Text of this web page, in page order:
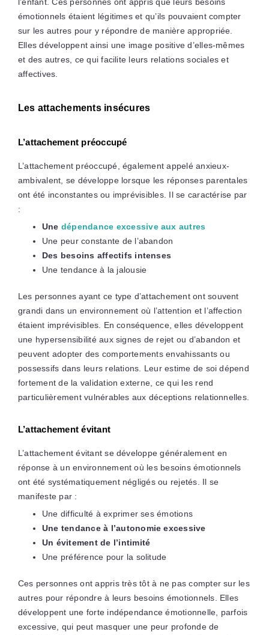
émotionnels étaient légitimes et qu’ils pouvaient compter
sur les autres pour y répondre de manière appropriée.
Elles développent ainsi une image positive d’elles-mêmes
et des autres, ce qui facilite leurs relations sociales et
affectives.
Les attachements insécures
L’attachement préoccupé
L’attachement préoccupé, également appelé anxieux-
ambivalent, se développe lorsque les réponses parentales
ont été inconstantes ou imprévisibles. Il se caractérise par
:
Une dépendance excessive aux autres
Une peur constante de l’abandon
Des besoins affectifs intenses
Une tendance à la jalousie
Les personnes ayant ce type d’attachement ont souvent
grandi dans un environnement où l’attention et l’affection
étaient imprévisibles. En conséquence, elles développent
une hypersensibilité aux signes de rejet ou d’abandon et
peuvent adopter des comportements envahissants ou
possessifs dans leurs relations. Leur estime de soi dépend
fortement de la validation externe, ce qui les rend
particulièrement vulnérables aux déceptions relationnelles.
L’attachement évitant
L’attachement évitant se développe généralement en
réponse à un environnement où les besoins émotionnels
ont été systématiquement négligés ou rejetés. Il se
manifeste par :
Une difficulté à exprimer ses émotions
Une tendance à l’autonomie excessive
Un évitement de l’intimité
Une préférence pour la solitude
Ces personnes ont appris très tôt à ne pas compter sur les
autres pour répondre à leurs besoins émotionnels. Elles
développent une forte indépendance émotionnelle, parfois
excessive, qui peut masquer une peur profonde de